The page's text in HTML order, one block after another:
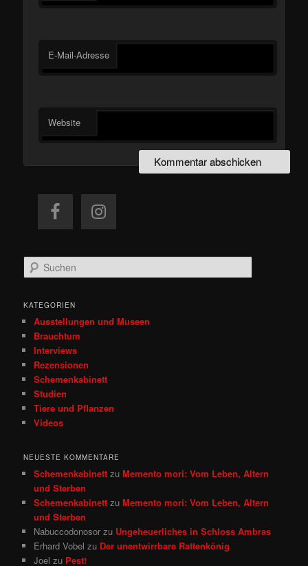
E-Mail-Adresse
Website
u
h
KATEGORIEN
Ausstellungen und Museen
Brauchtum
Interviews
Rezensionen
Schemenkabinett
Studien
Tiere und Pflanzen
Videos
NEUESTE KOMMENTARE
Schemenkabinett zuMemento mori: Vom Leben, Altern
und Sterben
Schemenkabinett zuMemento mori: Vom Leben, Altern
und Sterben
Nabuccodonosor zu Ungeheuerliches in Schloss Ambras
Erhard Vobel zu Der unentwirrbare Rattenkönig
Joel zu Pest!